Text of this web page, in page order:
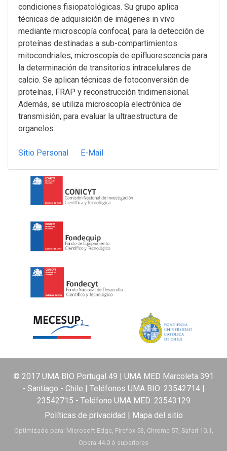
condiciones fisiopatológicas. Su grupo aplica
técnicas de adquisición de imágenes in vivo
mediante microscopía confocal, para la detección de
proteínas destinadas a sub-compartimientos
mitocondriales, microscopía de epifluorescencia para
la determinación de transitorios intracelulares de
calcio. Se aplican técnicas de fotoconversión de
proteínas, FRAP y reconstrucción tridimensional.
Además, se utiliza microscopía electrónica de
transmisión, para evaluar la ultraestructura de
organelos.
Sitio Personal E-Mail
© 2017 UMA BIO Portugal 49 | UMA MED Marcoleta 391
- Santiago - Chile | Teléfonos UMA BIO: 23542714 |
23542715 - Teléfono UMA MED: 23543129
Políticas de privacidad | Mapa del sitio
Optimizado para: Microsoft Edge, Firefox 53, Chrome 57, Safari 10.1,
Opera 44.0 ó superiores